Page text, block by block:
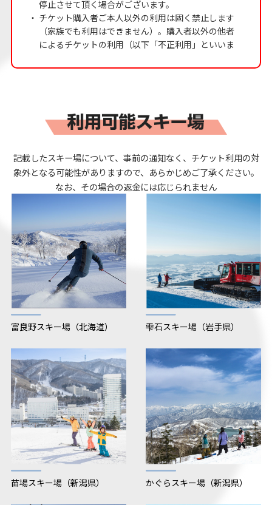
停止させて頂く場合がございます。
・ チケット購入者ご本人以外の利用は固く禁止します
（家族でも利用はできません）。購入者以外の他者
によるチケットの利用（以下「不正利用」といいま
下「違反者」といいます）は、チケット購入金額の3
不正利用が確認された場合、理由の如何を問わず、
違反者が有するチケットを直ちに無効化・没収し、
以後の違反者によるチケット購入を禁止します （過
去に不正利用を行った場合も、同様にチケット購入
を禁止します）。
・ 応募はyukiyama１IDにつき1回のみ（1人1回）とな
ります（重複応募が発覚した場合は応募を無効にさ
・スキー場ごとの利用回数制限はございません。
※チケットはインターネット接続状態でスマートフォ
ン画面に表示させてご利用ください。スクリーンシ
ョットや印刷ではご利用できません。
※フィーチャーフォン、タブレット端末ではご利用で
きません。
・
チケット購入後、お客様ご自身の都合による返金に
ついては、シーズン中1度もスキー場を利用しなかっ
た場合等も含め、いかなる理由があっても応じませ
・シーズン中、小雪や感染症の影響等、コントロール
できない要因により一部のスキー場で営業期間の短
縮等が発生する可能性がありますが、その場合の返
金には応じません。
・ 各スキー場の営業開始日が2025年12月19日(金)より
遅い場合は、営業開始次第ご利用可能です。また、
営業期間は降雪その他の事由により、当初予定の営
業開始日から変更となる場合がございます。詳しく
は各スキー場のHP等から確認ください。
・白馬五竜については、エイブル白馬五竜&HAKUBA4
7の共通リフト券となります。
記載したスキー場について、事前の通知なく、チケット利用の対
象外となる可能性がありますので、あらかじめご了承ください。
なお、その場合の返金には応じられません
富良野スキー場（北海道） 雫石スキー場（岩手県）
苗場スキー場（新潟県） かぐらスキー場（新潟県）